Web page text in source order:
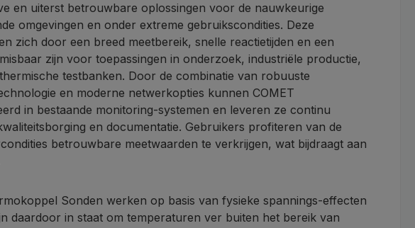
en uiterst betrouwbare oplossingen voor de nauwkeurige
omgevingen en onder extreme gebruikscondities. Deze
zich door een breed meetbereik, snelle reactietijden en een
zijn voor toepassingen in onderzoek, industriële productie,
testbanken. Door de combinatie van robuuste
en moderne netwerkopties kunnen COMET
in bestaande monitoring-systemen en leveren ze continu
en documentatie. Gebruikers profiteren van de
betrouwbare meetwaarden te verkrijgen, wat bijdraagt aan
Sonden werken op basis van fysieke spannings-effecten
daardoor in staat om temperaturen ver buiten het bereik van